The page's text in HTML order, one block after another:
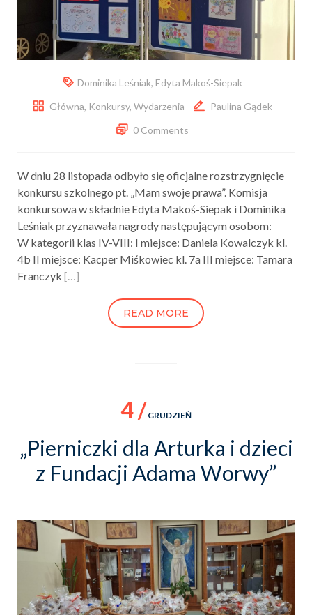
Dominika Leśniak, Edyta Makoś-Siepak
Główna, Konkursy, Wydarzenia
Paulina Gądek
0 Comments
W dniu 28 listopada odbyło się oficjalne rozstrzygnięcie
konkursu szkolnego pt. „Mam swoje prawa”. Komisja
konkursowa w składnie Edyta Makoś-Siepak i Dominika
Leśniak przyznawała nagrody następującym osobom:
W kategorii klas IV-VIII: I miejsce: Daniela Kowalczyk kl.
4b II miejsce: Kacper Miśkowiec kl. 7a III miejsce: Tamara
Franczyk […]
READ MORE
4 / GRUDZIEŃ
„Pierniczki dla Arturka i dzieci
z Fundacji Adama Worwy”